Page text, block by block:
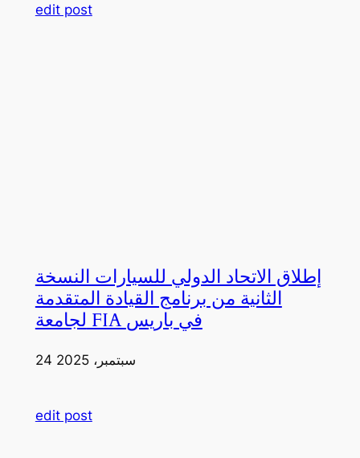
edit post
إطلاق الاتحاد الدولي للسيارات النسخة
الثانية من برنامج القيادة المتقدمة
لجامعة FIA في باريس
24 سبتمبر، 2025
edit post